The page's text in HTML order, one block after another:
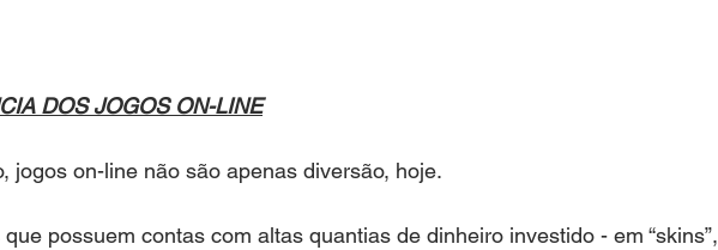
DOS JOGOS ON-LINE
jogos on-line não são apenas diversão, hoje.
possuem contas com altas quantias de dinheiro investido - em “skins”,